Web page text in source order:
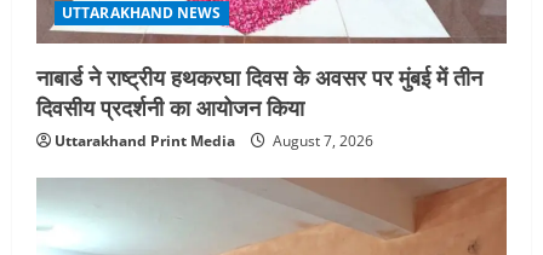
UTTARAKHAND NEWS
नाबार्ड ने राष्ट्रीय हथकरघा दिवस के अवसर पर मुंबई में तीन
दिवसीय प्रदर्शनी का आयोजन किया
Uttarakhand Print Media August 7, 2026